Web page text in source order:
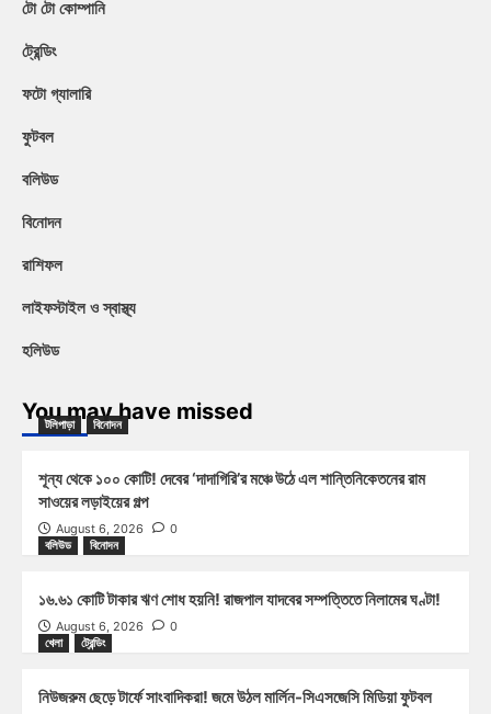
টো টো কোম্পানি
ট্রেন্ডিং
ফটো গ্যালারি
ফুটবল
বলিউড
বিনোদন
রাশিফল
লাইফস্টাইল ও স্বাস্থ্য
হলিউড
You may have missed
টলিপাড়া বিনোদন
শূন্য থেকে ১০০ কোটি! দেবের ‘দাদাগিরি’র মঞ্চে উঠে এল শান্তিনিকেতনের রাম
সাওয়ের লড়াইয়ের গল্প
August 6, 2026
0
বলিউড
বিনোদন
১৬.৬১ কোটি টাকার ঋণ শোধ হয়নি! রাজপাল যাদবের সম্পত্তিতে নিলামের ঘণ্টা!
August 6, 2026
0
খেলা
ট্রেন্ডিং
নিউজরুম ছেড়ে টার্ফে সাংবাদিকরা! জমে উঠল মার্লিন-সিএসজেসি মিডিয়া ফুটবল